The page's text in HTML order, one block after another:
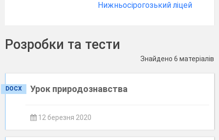
Нижньосірогозький ліцей
Розробки та тести
Знайдено 6 матеріалів
DOCX Урок природознавства
12 березня 2020